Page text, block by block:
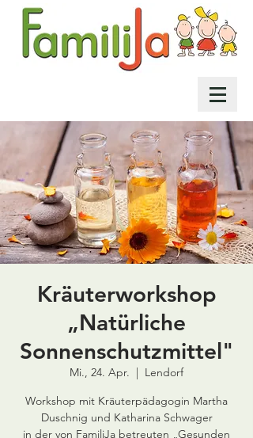
Kräuterworkshop
„Natürliche
Sonnenschutzmittel"
Mi., 24. Apr.
  |
Lendorf
Workshop mit Kräuterpädagogin Martha
Duschnig und Katharina Schwager
in der von FamiliJa betreuten „Gesunden